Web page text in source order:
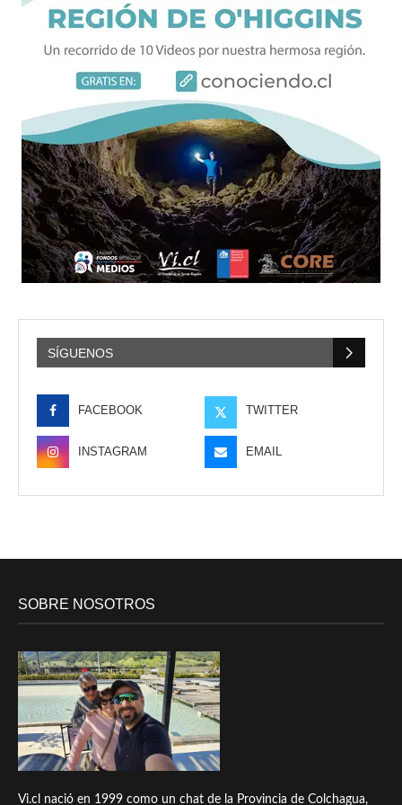
SÍGUENOS
FACEBOOK TWITTER
INSTAGRAM EMAIL
SOBRE NOSOTROS
Vi.cl nació en 1999 como un chat de la Provincia de Colchagua,